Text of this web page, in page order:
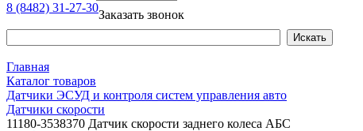
8 (8482) 31-27-30
Заказать звонок
Главная
Каталог товаров
Датчики ЭСУД и контроля систем управления авто
Датчики скорости
11180-3538370 Датчик скорости заднего колеса АБС